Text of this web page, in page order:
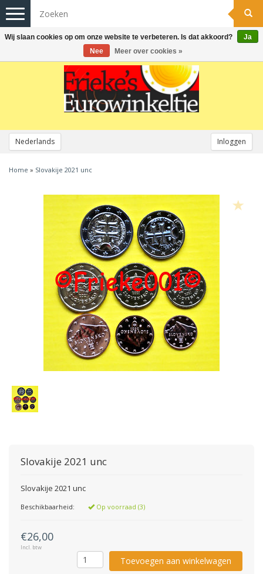
Nederlands Inloggen
Toggle
navigation
Home » Slovakije 2021 unc
Slovakije 2021 unc
Slovakije 2021 unc
Beschikbaarheid: Op voorraad (3)
€26,00
Incl. btw
Toevoegen aan winkelwagen
Wij slaan cookies op om onze website te verbeteren. Is dat akkoord?
Ja
Nee
Meer over cookies »